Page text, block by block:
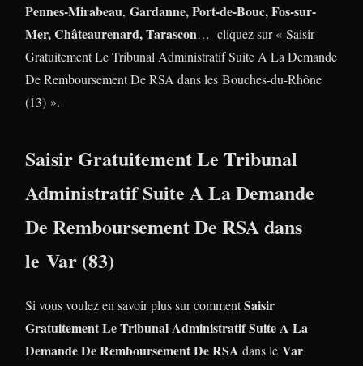
Pennes-Mirabeau, Gardanne, Port-de-Bouc, Fos-sur-
Mer, Châteaurenard, Tarascon… cliquez sur « Saisir
Gratuitement Le Tribunal Administratif Suite A La Demande
De Remboursement De RSA dans les Bouches-du-Rhône
(13) ».
Saisir Gratuitement Le Tribunal
Administratif Suite A La Demande
De Remboursement De RSA dans
le Var (83)
Si vous voulez en savoir plus sur commentSaisir
Gratuitement Le Tribunal Administratif Suite A La
Demande De Remboursement De RSA dans le Var